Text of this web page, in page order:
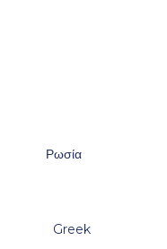
Ρωσία
Greek